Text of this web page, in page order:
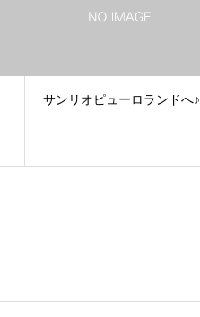
サンリオピューロランドへ♪